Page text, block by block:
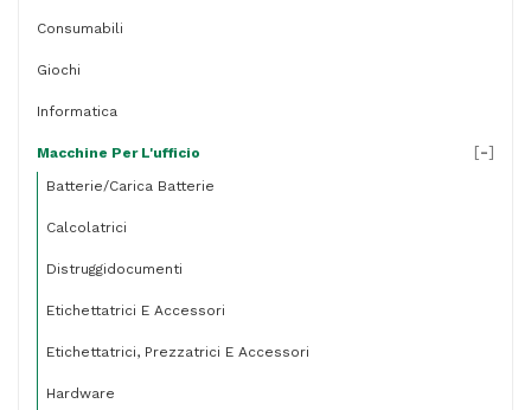
Consumabili
Giochi
Informatica
Macchine Per L'ufficio
Batterie/carica Batterie
Calcolatrici
Distruggidocumenti
Etichettatrici E Accessori
Etichettatrici, Prezzatrici E Accessori
Hardware
[-]